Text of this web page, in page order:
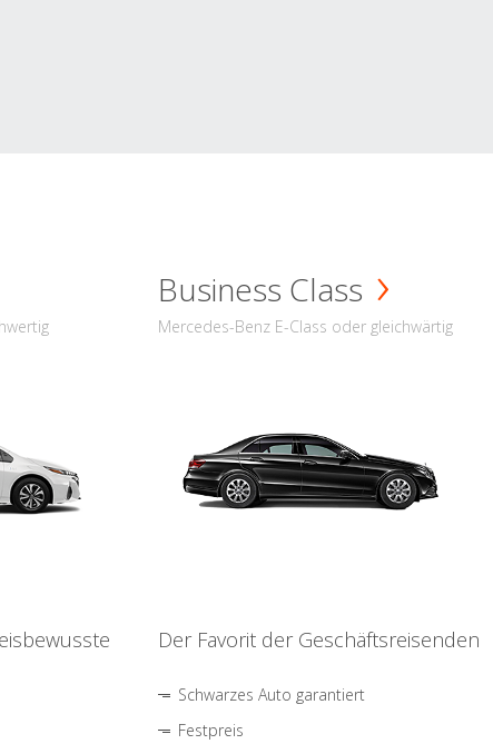
Business Class
Mercedes-Benz E-Class oder gleichwärtig
Der Favorit der Geschäftsreisenden
Schwarzes Auto garantiert
Festpreis